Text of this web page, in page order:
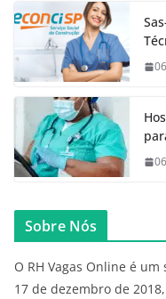
Sobre Nós
O RH Vagas Online é
17 de dezembro de